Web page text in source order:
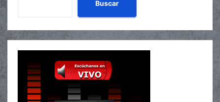
Buscar